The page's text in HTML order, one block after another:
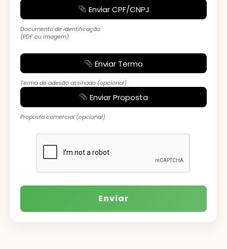
Enviar CPF/CNPJ
Documento de identificação
(PDF ou imagem)
Enviar Termo
Termo de adesão assinado (opcional)
Enviar Proposta
Proposta comercial (opcional)
Enviar